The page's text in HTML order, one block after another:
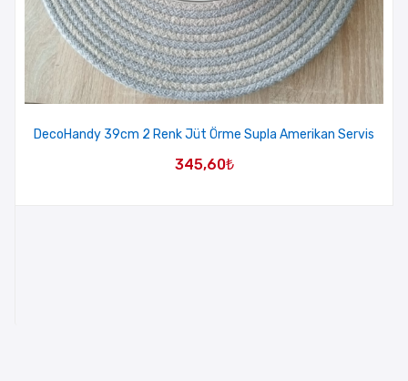
DecoHandy 39cm 2 Renk Jüt Örme Supla Amerikan Servis
345,60₺